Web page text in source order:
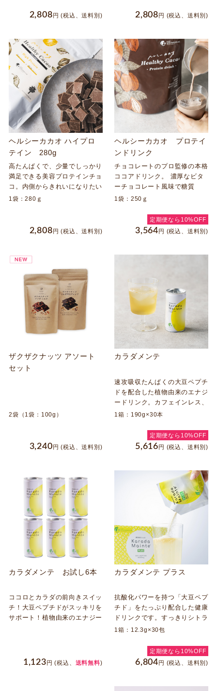
2,808 円(税込、送料別)
たくない方におすすめです。メ
ートメーカーが作った、ヘルシ
ーチョコレート。
2,808 円 (税込、送料別)
ヘルシーカカオ ハイプロ
テイン 280g
高たんぱくで、少量でしっかり
満足できる美容プロテインチョ
コ。内側からきれいになりたい
あなたにおすすめ！メディアで
カーが作った、ヘルシーチョコ
レート。
1袋：280ｇ
2,808 円(税込、送料別)
ヘルシーカカオ プロテイ
ンドリンク
チョコレートのプロ監修の本格
ココアドリンク。 濃厚なビタ
ーチョコレート風味で糖質
87%オフ*。 さらに、1杯でた
11種、ミネラル4種、生きて腸
に届く乳酸菌をバランスよく配
合！栄養サポートにおすすめ。
1袋：250ｇ
定期便なら10%OFF
3,564 円 (税込、送料別)
ザクザクナッツ アソート
セット
2袋（1袋：100g）
3,240 円(税込、送料別)
カラダメンテ
速攻吸収たんぱくの大豆ペプチ
ドを配合した植物由来のエナジ
ードリンク。カフェインレス、
脂質０で体にも優しい。
1箱：190g×30本
定期便なら10%OFF
5,616 円 (税込、送料別)
カラダメンテ お試し6本
ココロとカラダの前向きスイッ
チ！大豆ペプチドがスッキリを
サポート！植物由来のエナジー
1,123 円(税込、 送料無料)
カラダメンテ プラス
抗酸化パワーを持つ「大豆ペプ
チド」をたっぷり配合した健康
ドリンクです。すっきりシトラ
ス風味なので、元気をチャージ
フレッシュにお勧めです。カフ
ェインゼロ、脂質ゼロにもこだ
わりました。粉末タイプで手軽
1箱：12.3g×30包
定期便なら10%OFF
6,804 円 (税込、送料別)